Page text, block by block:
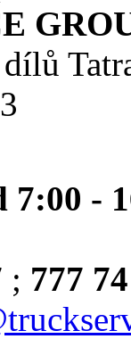
7:00 -
; 777